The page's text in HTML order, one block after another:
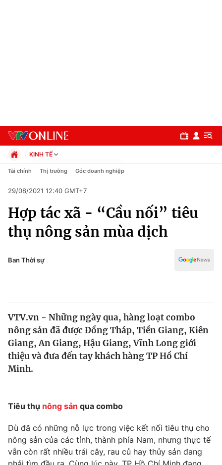
Chuyên mục
Chính trị
Thế giới
Tin tức
Kinh tế
Thị trường
Góc doanh nghiệp
Truyền hình
Phim VTV
Giải trí
KINH TẾ
Chính trị
Pháp luật
Kinh tế
Thể thao
Truyền hình
Y tế
Tài chính Thị trường Góc doanh nghiệp
29/08/2021 12:40 GMT+7
Hợp tác xã - “Cầu nối” tiêu
thụ nông sản mùa dịch
Ban Thời sự
VTV.vn - Những ngày qua, hàng loạt combo
nông sản đã được Đồng Tháp, Tiền Giang, Kiên
Giang, An Giang, Hậu Giang, Vĩnh Long giới
thiệu và đưa đến tay khách hàng TP Hồ Chí
Minh.
Tiêu thụ nông sản qua combo
Dù đã có những nỗ lực trong việc kết nối tiêu thụ cho
nông sản của các tỉnh, thành phía Nam, nhưng thực tế
vẫn còn rất nhiều trái cây, rau củ hay thủy sản đang